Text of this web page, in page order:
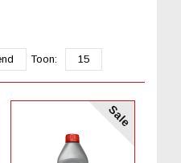
Toon: 15
Sale